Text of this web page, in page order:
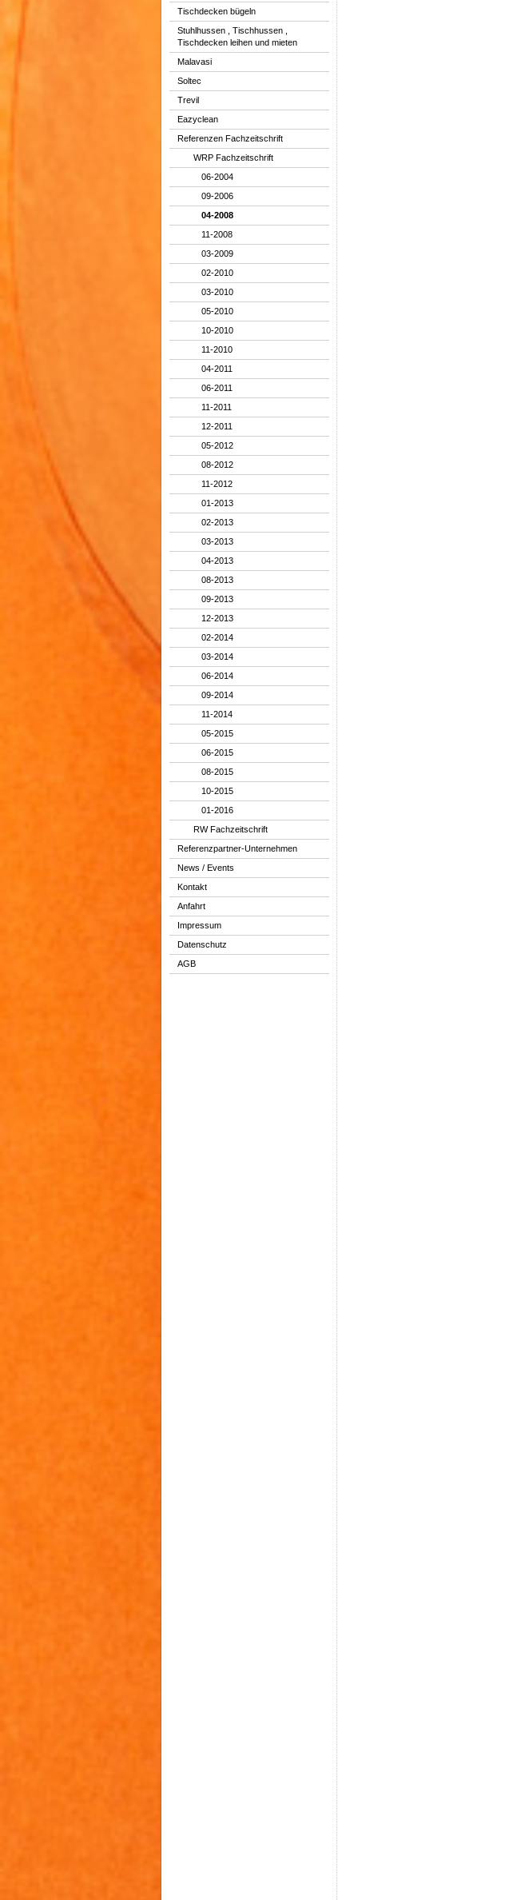
Tischdecken bügeln
Stuhlhussen , Tischhussen ,
Tischdecken leihen und mieten
Malavasi
Soltec
Trevil
Eazyclean
Referenzen Fachzeitschrift
WRP Fachzeitschrift
06-2004
09-2006
04-2008
11-2008
03-2009
02-2010
03-2010
05-2010
10-2010
11-2010
04-2011
06-2011
11-2011
12-2011
05-2012
08-2012
11-2012
01-2013
02-2013
03-2013
04-2013
08-2013
09-2013
12-2013
02-2014
03-2014
06-2014
09-2014
11-2014
05-2015
06-2015
08-2015
10-2015
01-2016
RW Fachzeitschrift
Referenzpartner-Unternehmen
News / Events
Kontakt
Anfahrt
Impressum
Datenschutz
AGB